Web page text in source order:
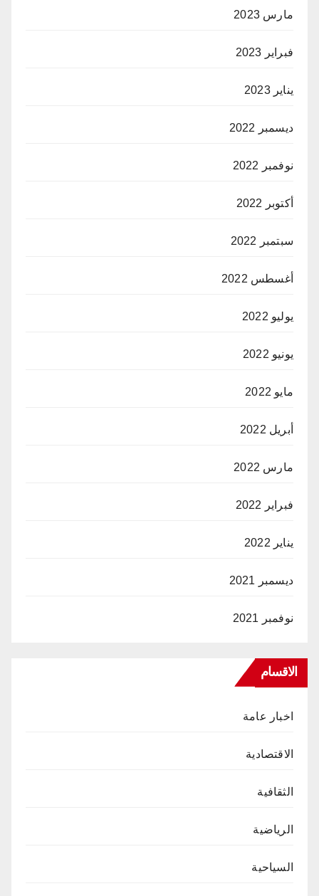
مارس 2023
فبراير 2023
يناير 2023
ديسمبر 2022
نوفمبر 2022
أكتوبر 2022
سبتمبر 2022
أغسطس 2022
يوليو 2022
يونيو 2022
مايو 2022
أبريل 2022
مارس 2022
فبراير 2022
يناير 2022
ديسمبر 2021
نوفمبر 2021
الاقسام
اخبار عامة
الاقتصادية
الثقافية
الرياضية
السياحية